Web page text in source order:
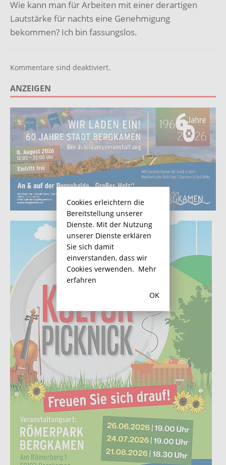
Wie kann man für Arbeiten mit einer derartigen
Lautstärke für nachts eine Genehmigung
bekommen? Ich bin fassungslos.
Kommentare sind deaktiviert.
ANZEIGEN
Cookies erleichtern die
Bereitstellung unserer
Dienste. Mit der Nutzung
unserer Dienste erklären
Sie sich damit
einverstanden, dass wir
Cookies verwenden. Mehr
erfahren
OK